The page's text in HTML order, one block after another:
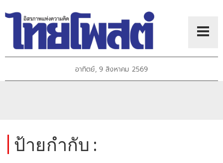
อาทิตย์, 9 สิงหาคม 2569
ป้ายกำกับ :